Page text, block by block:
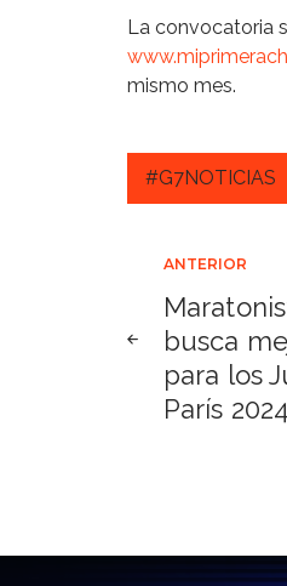
La convocatoria
mismo mes.
#G7NOTICIAS
de
ANTERIOR
busca
para los
París